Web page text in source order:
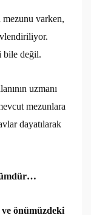
varken,
bile değil.
uzmanı
mezunlara
dayatılarak
önümüzdeki